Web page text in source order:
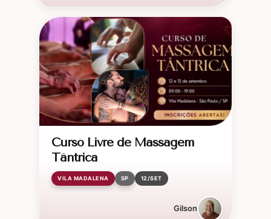
Curso Livre de Massagem
Tântrica
VILA MADALENA SP 12/SET
Gilson